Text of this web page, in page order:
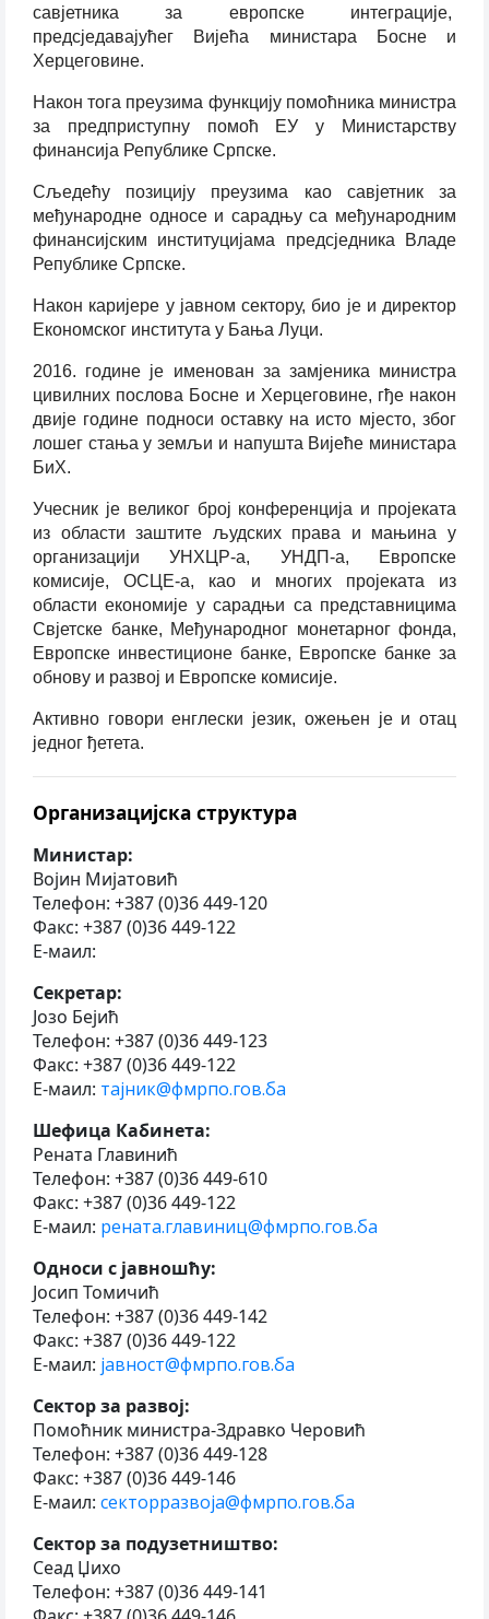
савјетника за европске интеграције,
предсједавајућег Вијећа министара Босне и
Херцеговине.
Након тога преузима функцију помоћника министра
за предприступну помоћ ЕУ у Министарству
финансија Републике Српске.
Сљедећу позицију преузима као савјетник за
међународне односе и сарадњу са међународним
финансијским институцијама предсједника Владе
Републике Српске.
Након каријере у јавном сектору, био је и директор
Економског института у Бања Луци.
2016. године је именован за замјеника министра
цивилних послова Босне и Херцеговине, гђе након
двије године подноси оставку на исто мјесто, због
лошег стања у земљи и напушта Вијеће министара
БиХ.
Учесник је великог број конференција и пројеката
из области заштите људских права и мањина у
организацији УНХЦР-а, УНДП-а, Европске
комисије, ОСЦЕ-а, као и многих пројеката из
области економије у сарадњи са представницима
Свјетске банке, Међународног монетарног фонда,
Европске инвестиционе банке, Европске банке за
обнову и развој и Европске комисије.
Активно говори енглески језик, ожењен је и отац
једног ђетета.
Организацијска структура
Министар:
Војин Мијатовић
Телефон: +387 (0)36 449-120
Факс: +387 (0)36 449-122
Е-маил:
Секретар:
Јозо Бејић
Телефон: +387 (0)36 449-123
Факс: +387 (0)36 449-122
Е-маил: тајник@фмрпо.гов.ба
Шефица Кабинета:
Рената Главинић
Телефон: +387 (0)36 449-610
Факс: +387 (0)36 449-122
Е-маил: рената.главиниц@фмрпо.гов.ба
Односи с јавношћу:
Јосип Томичић
Телефон: +387 (0)36 449-142
Факс: +387 (0)36 449-122
Е-маил: јавност@фмрпо.гов.ба
Сектор за развој:
Помоћник министра-Здравко Черовић
Телефон: +387 (0)36 449-128
Факс: +387 (0)36 449-146
Е-маил: секторразвоја@фмрпо.гов.ба
Сектор за подузетништво:
Сеад Џихо
Телефон: +387 (0)36 449-141